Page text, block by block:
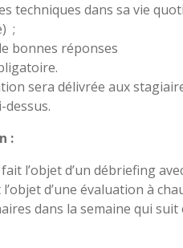
techniques dans sa vie
;
bonnes réponses
sera délivrée aux
dessus.
:
l’objet d’un débriefing
d’une évaluation à
dans la semaine qui suit